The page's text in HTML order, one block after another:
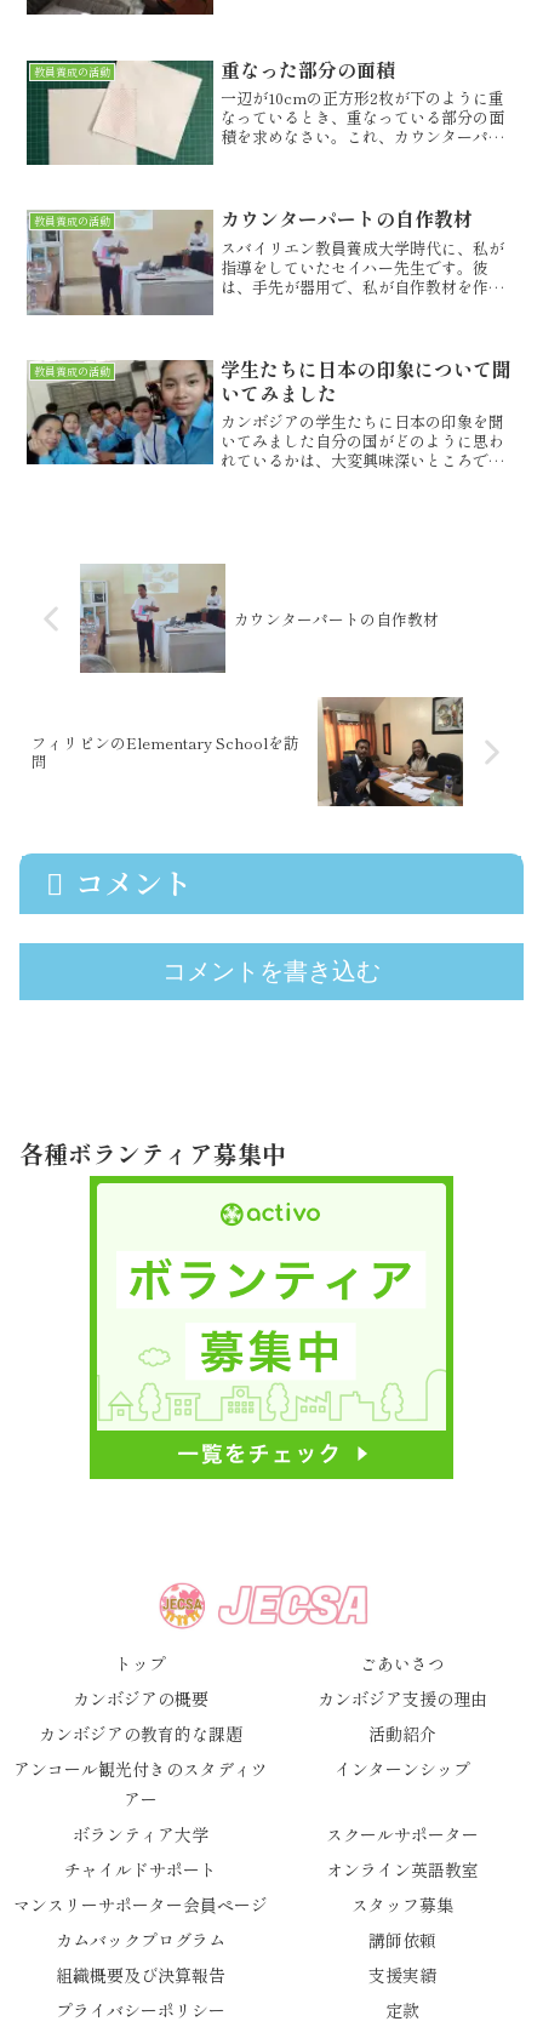
成大学で勤務しているヘロー...
教員養成の活動 重なった部分の面積
一辺が10cmの正方形2枚が下のように重
なっているとき、重なっている部分の面
積を求めなさい。これ、カウンターパー
ざいました。ブログラ...
教員養成の活動 カウンターパートの自作教材
スバイリエン教員養成大学時代に、私が
指導をしていたセイハー先生です。彼
は、手先が器用で、私が自作教材を作る
うぎ形に切り、それを変形する...
教員養成の活動
学生たちに日本の印象について聞
いてみました
カンボジアの学生たちに日本の印象を聞
いてみました自分の国がどのように思わ
れているかは、大変興味深いところです
カウンターパートの自作教材
フィリピンのElementary Schoolを訪
問
コメント
コメントを書き込む
各種ボランティア募集中
トップ
ごあいさつ
カンボジアの概要
カンボジア支援の理由
カンボジアの教育的な課題
活動紹介
アンコール観光付きのスタディツ
アー
インターンシップ
ボランティア大学
スクールサポーター
チャイルドサポート
オンライン英語教室
マンスリーサポーター会員ページ
スタッフ募集
カムバックプログラム
講師依頼
組織概要及び決算報告
支援実績
プライバシーポリシー
定款